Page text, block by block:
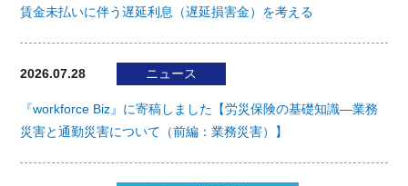
賃金未払いに伴う遅延利息（遅延損害金）を考える
2026.07.28 ニュース
『workforce Biz』に寄稿しました【労災保険の基礎知識―業務
災害と通勤災害について（前編：業務災害）】